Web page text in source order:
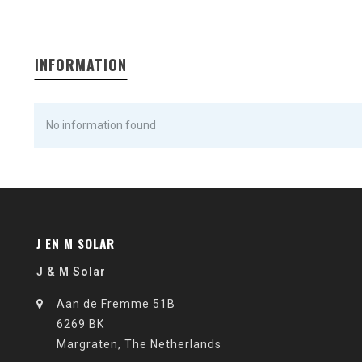
INFORMATION
No information found
J EN M SOLAR
J & M Solar
Aan de Fremme 51B
6269 BK
Margraten, The Netherlands